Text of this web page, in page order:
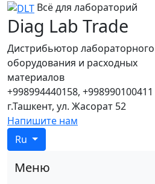
Всё для лабораторий
Diag Lab Trade
Дистрибьютор лабораторного
оборудования и расходных
материалов
+998994440158, +998990100411
г.Ташкент, ул. Жасорат 52
Напишите нам
Ru
Меню